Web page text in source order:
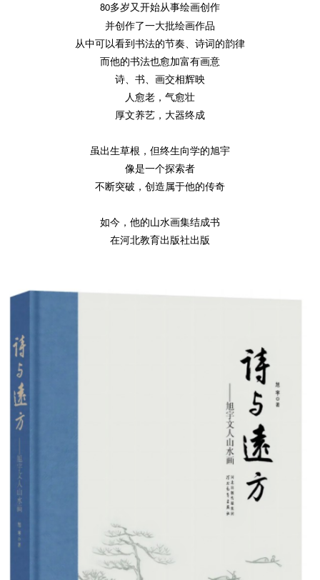
80多岁又开始从事绘画创作
并创作了一大批绘画作品
从中可以看到书法的节奏、诗词的韵律
而他的书法也愈加富有画意
诗、书、画交相辉映
人愈老，气愈壮
厚文养艺，大器终成
虽出生草根，但终生向学的旭宇
像是一个探索者
不断突破，创造属于他的传奇
如今，他的山水画集结成书
在河北教育出版社出版